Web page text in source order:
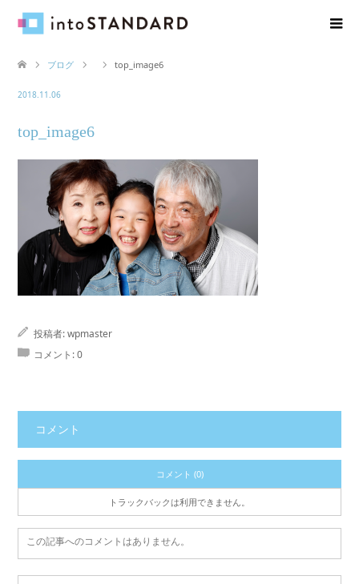
ブログ top_image6
2018.11.06
top_image6
投稿者:wpmaster
コメント:0
コメント
コメント (0)
トラックバックは利用できません。
この記事へのコメントはありません。